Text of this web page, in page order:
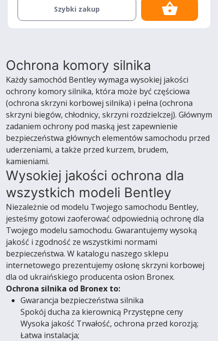
Szybki zakup
Ochrona komory silnika
Każdy samochód Bentley wymaga wysokiej jakości
ochrony komory silnika, która może być częściowa
(ochrona skrzyni korbowej silnika) i pełna (ochrona
skrzyni biegów, chłodnicy, skrzyni rozdzielczej). Głównym
zadaniem ochrony pod maską jest zapewnienie
bezpieczeństwa głównych elementów samochodu przed
uderzeniami, a także przed kurzem, brudem,
kamieniami.
Wysokiej jakości ochrona dla
wszystkich modeli Bentley
Niezależnie od modelu Twojego samochodu Bentley,
jesteśmy gotowi zaoferować odpowiednią ochronę dla
Twojego modelu samochodu. Gwarantujemy wysoką
jakość i zgodność ze wszystkimi normami
bezpieczeństwa. W katalogu naszego sklepu
internetowego prezentujemy osłonę skrzyni korbowej
dla od ukraińskiego producenta osłon Bronex.
Ochrona silnika od Bronex to:
Gwarancja bezpieczeństwa silnika
Spokój ducha za kierownicą Przystępne ceny
Wysoka jakość Trwałość, ochrona przed korozją;
Łatwa instalacja;